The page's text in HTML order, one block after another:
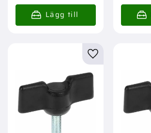
Lägg till i favoriter